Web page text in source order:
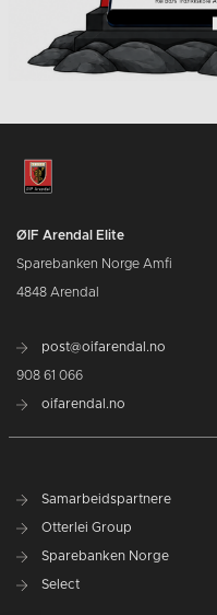
ØIF Arendal Elite
Sparebanken Norge Amfi
4848 Arendal
post@oifarendal.no
908 61 066
oifarendal.no
Samarbeidspartnere
Otterlei Group
Sparebanken Norge
Select